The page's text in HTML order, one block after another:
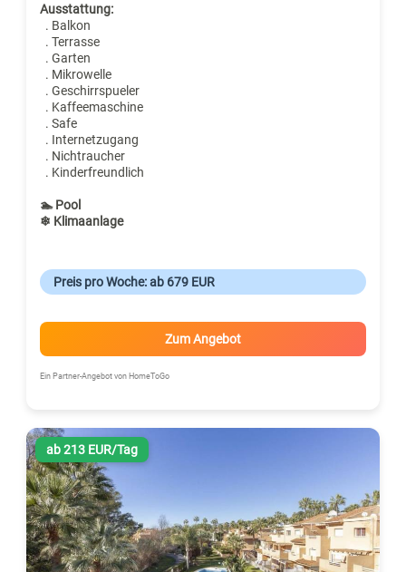
Ausstattung:
. Balkon
. Terrasse
. Garten
. Mikrowelle
. Geschirrspueler
. Kaffeemaschine
. Safe
. Internetzugang
. Nichtraucher
. Kinderfreundlich
🏊 Pool
❄ Klimaanlage
Preis pro Woche: ab 679 EUR
Zum Angebot
Ein Partner-Angebot von HomeToGo
ab 213 EUR/Tag